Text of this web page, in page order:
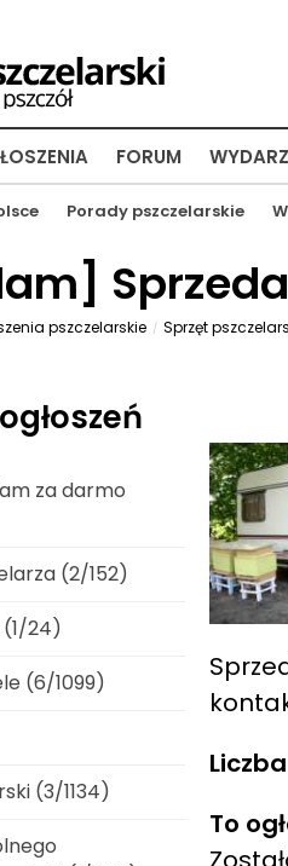
Porady pszczelarskie
FORUM
]
pszczelarskie Sprzęt
To
za darmo
(2/152)
(1/24)
(6/1099)
(3/1134)